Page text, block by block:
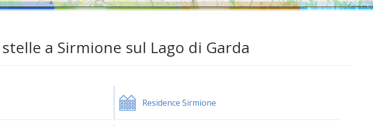
a Sirmione sul Lago di Garda
Residence Sirmione